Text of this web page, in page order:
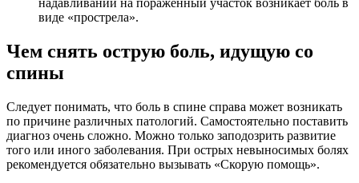
виде «прострела».
Чем снять острую боль, идущую со
спины
Следует понимать, что боль в спине справа может возникать
по причине различных патологий. Самостоятельно поставить
диагноз очень сложно. Можно только заподозрить развитие
того или иного заболевания. При острых невыносимых болях
рекомендуется обязательно вызывать «Скорую помощь».